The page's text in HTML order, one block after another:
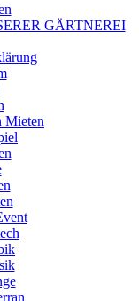
GÄRTNEREI
Mieten